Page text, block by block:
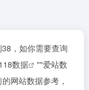
，如你需要查询
数据 ""爱站数
网站数据参考，